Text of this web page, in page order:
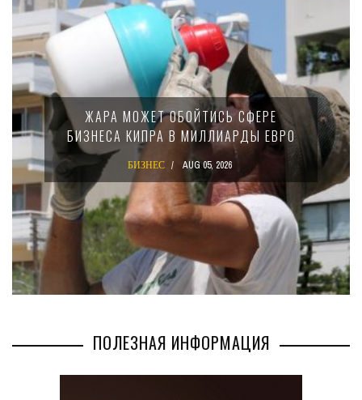
ЖАРА МОЖЕТ ОБОЙТИСЬ СФЕРЕ
БИЗНЕСА КИПРА В МИЛЛИАРДЫ ЕВРО
БИЗНЕС AUG 05, 2026
ПОЛЕЗНАЯ ИНФОРМАЦИЯ